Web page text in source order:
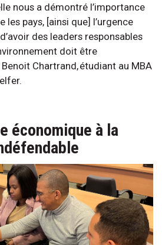
nous a démontré l’importance
les pays, [ainsi que] l’urgence
des leaders responsables
doit être
Chartrand, étudiant au MBA
économique à la